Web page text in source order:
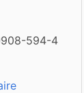
594-4